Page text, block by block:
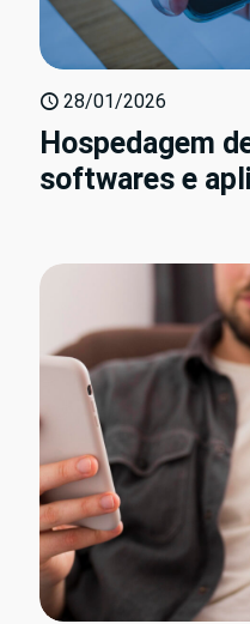
28/01/2026
Hospedagem
softwares e